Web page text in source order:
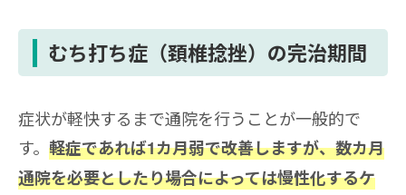
むち打ち症（頚椎捻挫）の完治期間
症状が軽快するまで通院を行うことが一般的で
す。 軽症であれば1カ月弱で改善しますが、数カ月
通院を必要としたり場合によっては慢性化するケ